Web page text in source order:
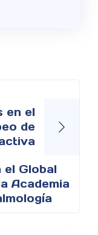
en el
de
el Global
Academia